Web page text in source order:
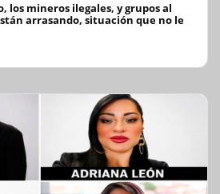
los mineros ilegales, y grupos al
arrasando, situación que no le